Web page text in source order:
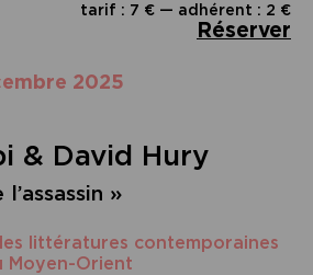
tarif : 7 € — adhérent : 2 €
Réserver
2025
& David Hury
»
littératures contemporaines
Moyen-Orient